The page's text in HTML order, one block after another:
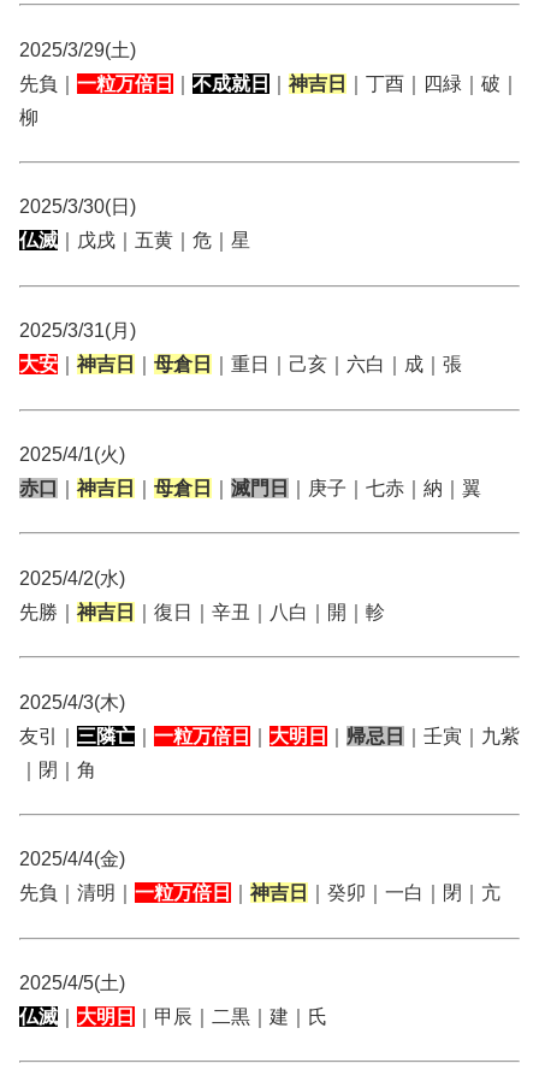
2025/3/29(土)
先負｜ 一粒万倍日 不成就日 神吉日
｜丁酉｜四緑｜破｜
柳
2025/3/30(日)
仏滅 ｜戊戌｜五黄｜危｜星
2025/3/31(月)
大安
神吉日 母倉日 ｜重日｜己亥｜六白｜成｜張
2025/4/1(火)
赤口
神吉日 母倉日 滅門日 ｜庚子｜七赤｜納｜翼
2025/4/2(水)
先勝｜ 神吉日 ｜復日｜辛丑｜八白｜開｜軫
2025/4/3(木)
友引｜ 三隣亡 一粒万倍日 大明日 帰忌日
｜壬寅｜九紫
｜閉｜角
2025/4/4(金)
先負｜清明｜ 一粒万倍日 神吉日 ｜癸卯｜一白｜閉｜亢
2025/4/5(土)
仏滅
大明日 ｜甲辰｜二黒｜建｜氏